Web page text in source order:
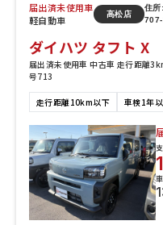
届出済未使用車
軽自動車
高松店
住所
ダイハツ タフト X
届出済未使用車 中古車 走行距離
号713
走行距離10km以下 車検1年